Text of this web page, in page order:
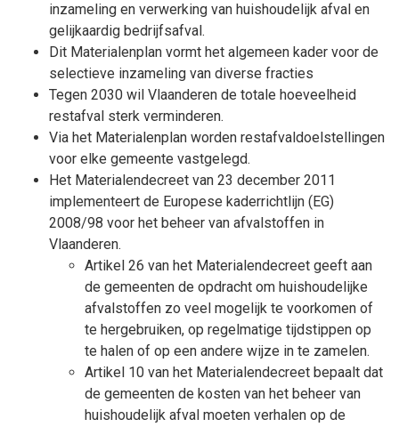
inzameling en verwerking van huishoudelijk afval en
gelijkaardig bedrijfsafval.
Dit Materialenplan vormt het algemeen kader voor de
selectieve inzameling van diverse fracties
Tegen 2030 wil Vlaanderen de totale hoeveelheid
restafval sterk verminderen.
Via het Materialenplan worden restafvaldoelstellingen
voor elke gemeente vastgelegd.
Het Materialendecreet van 23 december 2011
implementeert de Europese kaderrichtlijn (EG)
2008/98 voor het beheer van afvalstoffen in
Vlaanderen.
Artikel 26 van het Materialendecreet geeft aan
de gemeenten de opdracht om huishoudelijke
afvalstoffen zo veel mogelijk te voorkomen of
te hergebruiken, op regelmatige tijdstippen op
te halen of op een andere wijze in te zamelen.
Artikel 10 van het Materialendecreet bepaalt dat
de gemeenten de kosten van het beheer van
huishoudelijk afval moeten verhalen op de